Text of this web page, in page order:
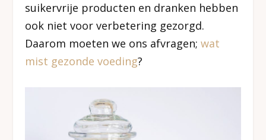
suikervrije producten en dranken hebben
ook niet voor verbetering gezorgd.
Daarom moeten we ons afvragen;wat
mist gezonde voeding?